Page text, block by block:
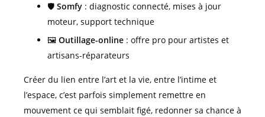
🛡️ Somfy : diagnostic connecté, mises à jour
moteur, support technique
🖼️ Outillage-online : offre pro pour artistes et
artisans-réparateurs
Créer du lien entre l’art et la vie, entre l’intime et
l’espace, c’est parfois simplement remettre en
mouvement ce qui semblait figé, redonner sa chance à